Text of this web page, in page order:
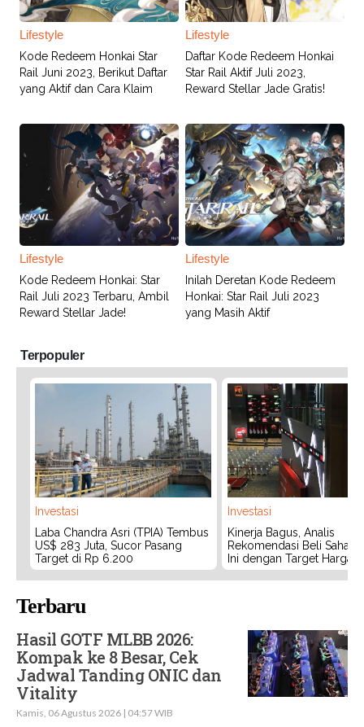
Lifestyle
Kode Redeem Honkai Star
Rail Juni 2023, Berikut Daftar
yang Aktif dan Cara Klaim
Lifestyle
Daftar Kode Redeem Honkai
Star Rail Aktif Juli 2023,
Reward Stellar Jade Gratis!
Lifestyle
Kode Redeem Honkai: Star
Rail Juli 2023 Terbaru, Ambil
Reward Stellar Jade!
Lifestyle
Inilah Deretan Kode Redeem
Honkai: Star Rail Juli 2023
yang Masih Aktif
Terpopuler
Investasi
Laba Chandra Asri (TPIA) Tembus
US$ 283 Juta, Sucor Pasang
Target di Rp 6.200
Investasi
Kinerja Bagus, Analis
Rekomendasi Beli Saham
Ini dengan Target Harga
Terbaru
Hasil GOTF MLBB 2026:
Kompak ke 8 Besar, Cek
Jadwal Tanding ONIC dan
Vitality
Kamis, 06 Agustus 2026 | 04:57 WIB